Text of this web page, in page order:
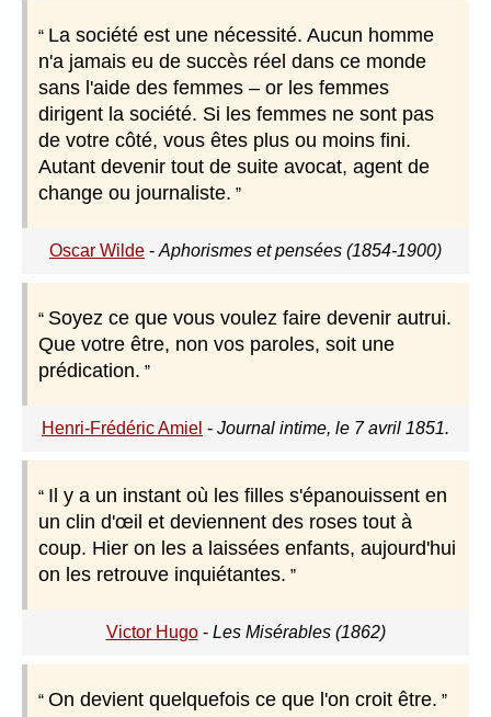
La société est une nécessité. Aucun homme
n'a jamais eu de succès réel dans ce monde
sans l'aide des femmes – or les femmes
dirigent la société. Si les femmes ne sont pas
de votre côté, vous êtes plus ou moins fini.
Autant devenir tout de suite avocat, agent de
change ou journaliste.
Oscar Wilde - Aphorismes et pensées (1854-1900)
Soyez ce que vous voulez faire devenir autrui.
Que votre être, non vos paroles, soit une
prédication.
Henri-Frédéric Amiel - Journal intime, le 7 avril 1851.
Il y a un instant où les filles s'épanouissent en
un clin d'œil et deviennent des roses tout à
coup. Hier on les a laissées enfants, aujourd'hui
on les retrouve inquiétantes.
Victor Hugo- Les Misérables (1862)
On devient quelquefois ce que l'on croit être.